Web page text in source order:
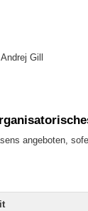
Gill
angeboten,